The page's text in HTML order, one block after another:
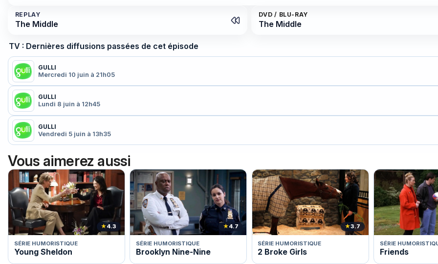
REPLAY
The Middle
DVD / BLU-RAY
The Middle
TV : Dernières diffusions passées de cet épisode
GULLI
Mercredi 10 juin à 21h05
GULLI
Lundi 8 juin à 12h45
GULLI
Vendredi 5 juin à 13h35
Vous aimerez aussi
★4.3
SÉRIE HUMORISTIQUE
Young Sheldon
★4.7
SÉRIE HUMORISTIQUE
Brooklyn Nine-Nine
★3.7
SÉRIE HUMORISTIQUE
2 Broke Girls
SÉRIE
Friends